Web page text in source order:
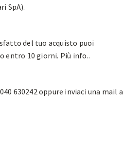
SpA).
del tuo acquisto puoi
entro 10 giorni. Più info..
630242 oppure inviaci una mail a